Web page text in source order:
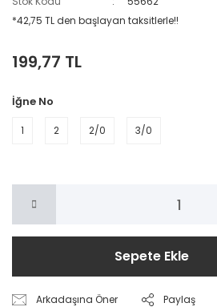
*42,75 TL den başlayan taksitlerle!!
199,77 TL
İğne No
1 2 2/0 3/0
Sepete Ekle
Arkadaşına Öner Paylaş